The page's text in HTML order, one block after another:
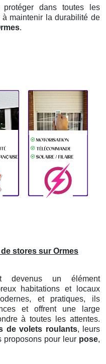
dans toutes les
maintenir la durabilité de
.
stores sur Ormes
devenus un élément
habitations et locaux
et pratiques, ils
et offrent une large
à toutes les attentes.
de volets roulants, leurs
proposons pour leur pose,